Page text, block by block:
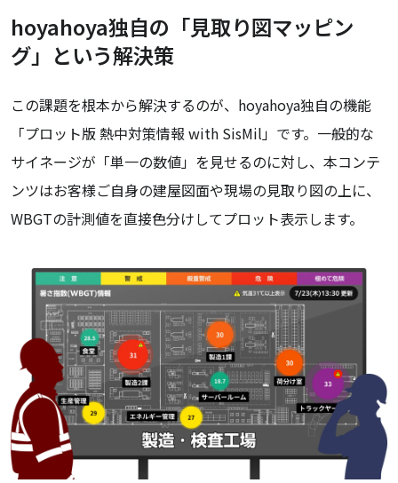
hoyahoya独自の「見取り図マッピン
グ」という解決策
この課題を根本から解決するのが、hoyahoya独自の機能
「プロット版 熱中対策情報 with SisMil」です。一般的な
サイネージが「単一の数値」を見せるのに対し、本コンテ
ンツはお客様ご自身の建屋図面や現場の見取り図の上に、
WBGTの計測値を直接色分けしてプロット表示します。